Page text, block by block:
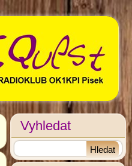
Vyhledat